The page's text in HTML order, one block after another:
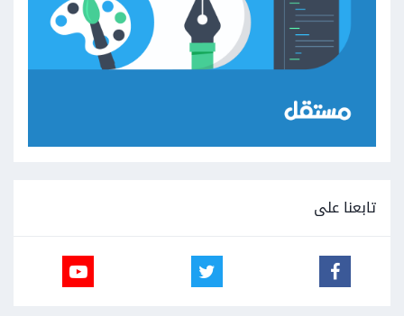
تابعنا على